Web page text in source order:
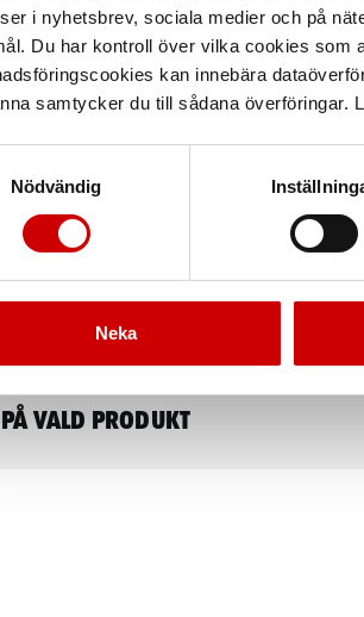
i nyhetsbrev, sociala medier och på
Du har kontroll över vilka cookies som
kan innebära
samtycker du till sådana överföringar.
Nödvändig
Neka
att sätta lister och panel. Med ett 18V
utan att göra avkall på kraft.
att det går enkelt och snabbt att ladda.
kraft och pålitlighet.
och för att inte riskera säkerheten sker
har tryckts ner vilket även förhindrar risk
på vald produkt